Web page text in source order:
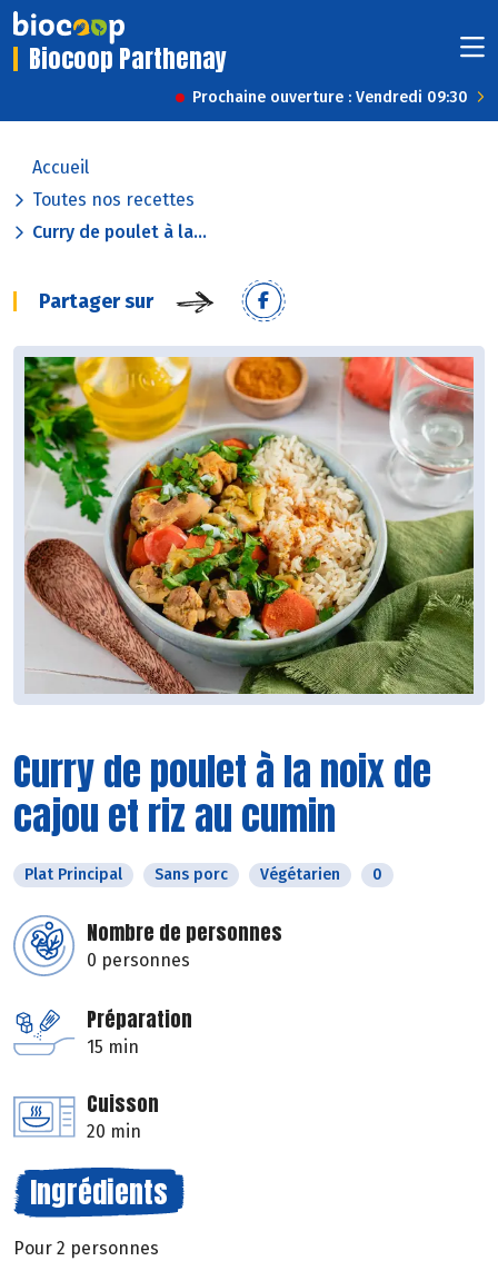
Biocoop Parthenay
Prochaine ouverture : Vendredi 09:30
Accueil
Toutes nos recettes
Curry de poulet à la...
Partager sur
Curry de poulet à la noix de
cajou et riz au cumin
Plat Principal Sans porc Végétarien 0
Nombre de personnes
0 personnes
Préparation
15 min
Cuisson
20 min
Ingrédients
Pour 2 personnes